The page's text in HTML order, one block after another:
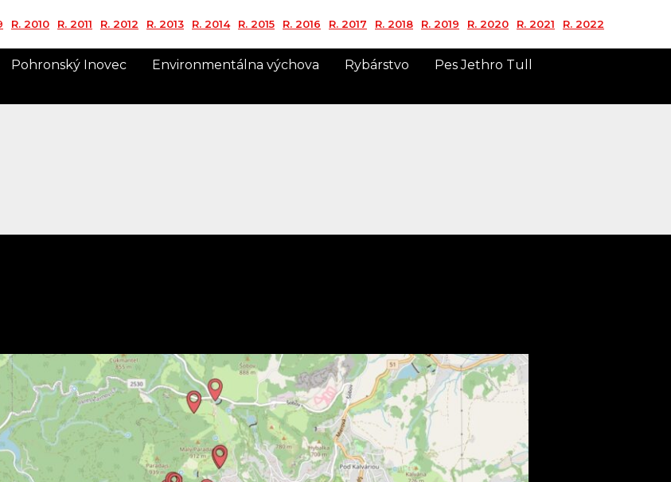
R. 2010 R. 2011 R. 2012 R. 2013 R. 2014 R. 2015 R. 2016 R. 2017 R. 2018 R. 2019 R. 2020 R. 2021 R. 2022
Pohronský Inovec Environmentálna výchova Rybárstvo
Pes Jethro Tull